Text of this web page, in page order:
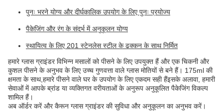
पुनः भरने योग्य और दीर्घकालिक उपयोग के लिए पुनः प्रयोज्य
पैकेजिंग और रंग के संदर्भ में अनुकूलन योग्य
स्थायित्व के लिए 201 स्टेनलेस स्टील के ढक्कन के साथ निर्मित
हमारे ग्लास ग्राइंडर विभिन्न मसालों को पीसने के लिए उपयुक्त हैं और एक चिकनी और
कुशल पीसने के अनुभव के लिए उच्च गुणवत्ता वाले ग्लास मोतियों से बने हैं। 175ml की
क्षमता के साथ,हमारे पीसने वाले घर के उपयोग के लिए एकदम सही हैंइसके अलावा, हमारी
सेवाओं में आपके ब्रांड या व्यक्तिगत वरीयताओं के अनुरूप अनुकूलित पैकेजिंग विकल्प
शामिल हैं।
अब ऑर्डर करें और कैरून ग्लास ग्राइंडर की सुविधा और अनुकूलन का अनुभव करें।